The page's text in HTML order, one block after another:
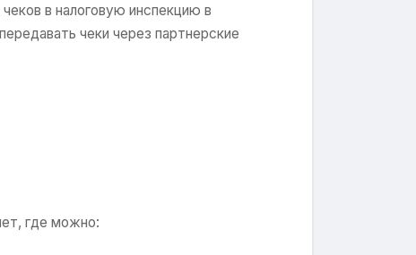
в налоговую инспекцию в
чеки через партнерские
где можно: